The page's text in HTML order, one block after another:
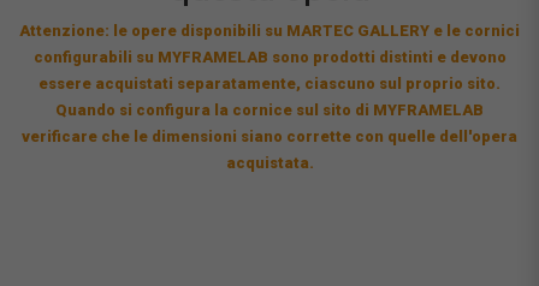
Attenzione: le opere disponibili su MARTEC GALLERY e le cornici
configurabili su MYFRAMELAB sono prodotti distinti e devono
essere acquistati separatamente, ciascuno sul proprio sito.
Quando si configura la cornice sul sito di MYFRAMELAB
verificare che le dimensioni siano corrette con quelle dell'opera
acquistata.